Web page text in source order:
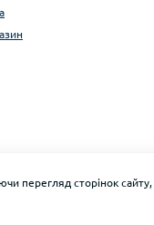
перегляд сторінок